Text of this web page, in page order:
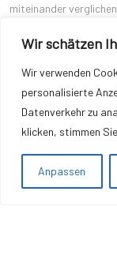
Wir schätzen
Wir verwenden
personalisierte
Datenverkehr zu
klicken, stimmen
Anpassen
miteinander
Bauknecht BIR4
Einbaubackofen-Set
NV70K2340BS/EG
Sie können sicher
leistungsstarkes
Sie kulinarische